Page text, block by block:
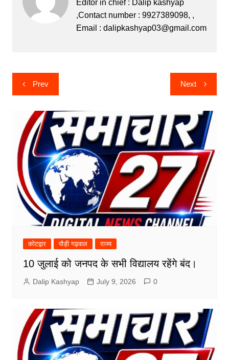
b
o
e
n
A
p
a
m
Editor in chief : Dalip kashyap
,Contact number : 9927389098, ,
Email : dalipkashyap03@gmail.com
Post
navigation
Prev Next
कोटद्वार पौड़ी गढ़वाल राज्य
10 जुलाई को जनपद के सभी विद्यालय रहेंगे बंद।
Dalip Kashyap July 9, 2026 0